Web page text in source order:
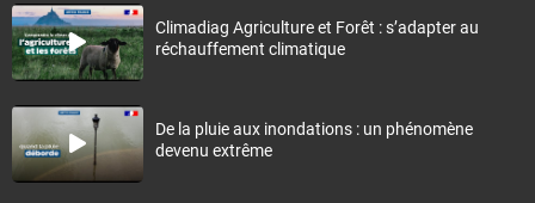
Climadiag Agriculture et Forêt : s’adapter au
réchauffement climatique
De la pluie aux inondations : un phénomène
devenu extrême